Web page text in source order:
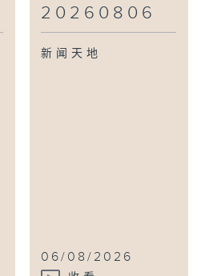
20260806
新闻天地
06/08/2026